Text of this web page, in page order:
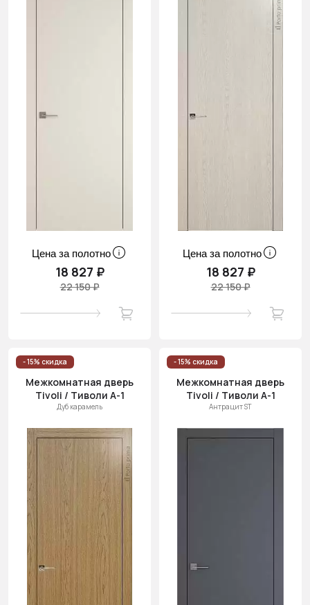
Цена за полотно
18 827 ₽
22 150 ₽
Цена за полотно
18 827 ₽
22 150 ₽
- 15% скидка
Межкомнатная дверь
Tivoli / Тиволи А-1
Дуб карамель
- 15% скидка
Межкомнатная дверь
Tivoli / Тиволи А-1
Антрацит ST